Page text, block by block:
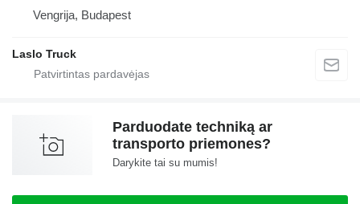
Vengrija, Budapest
Laslo Truck
Parduodate techniką ar
transporto priemones?
Darykite tai su mumis!